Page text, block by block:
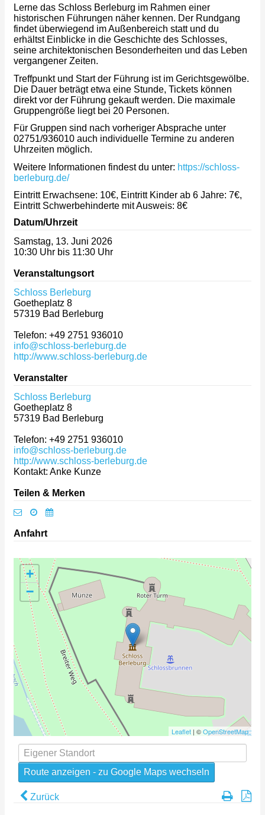
Lerne das Schloss Berleburg im Rahmen einer
historischen Führungen näher kennen. Der Rundgang
findet überwiegend im Außenbereich statt und du
erhältst Einblicke in die Geschichte des Schlosses,
seine architektonischen Besonderheiten und das Leben
vergangener Zeiten.
Treffpunkt und Start der Führung ist im Gerichtsgewölbe.
Die Dauer beträgt etwa eine Stunde, Tickets können
direkt vor der Führung gekauft werden. Die maximale
Gruppengröße liegt bei 20 Personen.
Für Gruppen sind nach vorheriger Absprache unter
02751/936010 auch individuelle Termine zu anderen
Uhrzeiten möglich.
Weitere Informationen findest du unter: https://schloss-
berleburg.de/
Eintritt Erwachsene: 10€, Eintritt Kinder ab 6 Jahre: 7€,
Eintritt Schwerbehinderte mit Ausweis: 8€
Datum/Uhrzeit
Samstag, 13. Juni 2026
10:30 Uhr bis 11:30 Uhr
Veranstaltungsort
Schloss Berleburg
Goetheplatz 8
57319 Bad Berleburg
Telefon: +49 2751 936010
info@schloss-berleburg.de
http://www.schloss-berleburg.de
Veranstalter
Schloss Berleburg
Goetheplatz 8
57319 Bad Berleburg
Telefon: +49 2751 936010
info@schloss-berleburg.de
http://www.schloss-berleburg.de
Kontakt: Anke Kunze
Teilen & Merken
Anfahrt
+
−
Leaflet | ©OpenStreetMap
Zurück